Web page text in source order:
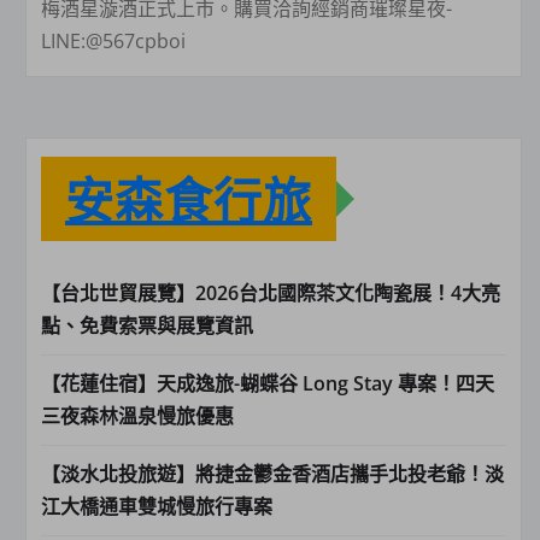
梅酒星漩酒正式上市。購買洽詢經銷商璀璨星夜-
LINE:@567cpboi
安森食行旅
【台北世貿展覽】2026台北國際茶文化陶瓷展！4大亮
點、免費索票與展覽資訊
【花蓮住宿】天成逸旅-蝴蝶谷 Long Stay 專案！四天
三夜森林溫泉慢旅優惠
【淡水北投旅遊】將捷金鬱金香酒店攜手北投老爺！淡
江大橋通車雙城慢旅行專案